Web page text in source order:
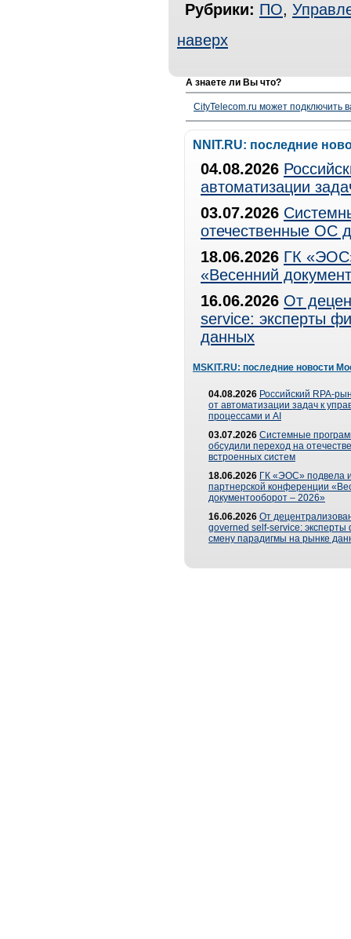
Рубрики: ПО,
наверх
А знаете ли Вы что?
CityTelecom.ru может подключить
NNIT.RU: последние
04.08.2026
автоматизации
03.07.2026
отечественные ОС
18.06.2026 ГК
«Весенний
16.06.2026 От
service: эксперты
данных
MSKIT.RU: последние новости
04.08.2026 Российский RPA-
от автоматизации задач к
процессами и AI
03.07.2026 Системные
обсудили переход на
встроенных систем
18.06.2026 ГК «ЭОС» подвела
партнерской конференции
документооборот – 2026»
16.06.2026 От
governed self-service: эксперты
смену парадигмы на рынке